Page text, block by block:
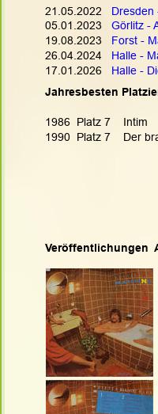
Veröffentlichungen
21.05.2022 Dresden
05.01.2023 Görlitz -
19.08.2023 Forst -
26.04.2024 Halle -
17.01.2026 Halle -
Jahresbesten
1986  Platz 7    Intim
1990  Platz 7    Der